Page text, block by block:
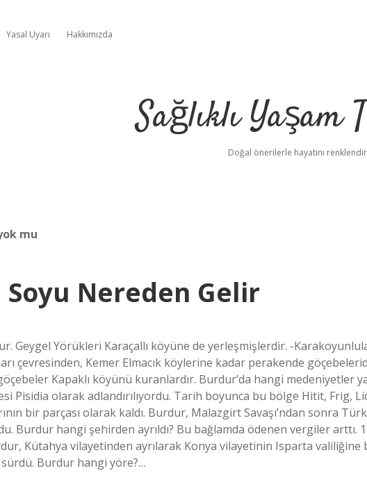
Yasal Uyarı Hakkımızda
Sağlıklı Yaşam
Doğal önerilerle hayatını
mu
Nereden Gelir
Geygel Yörükleri Karaçallı köyüne de yerleşmişlerdir. -
çevresinden, Kemer Elmacık köylerine kadar perakende
Kapaklı köyünü kuranlardır. Burdur’da hangi medeniyetler
Pisidia olarak adlandırılıyordu. Tarih boyunca bu bölge Hitit, Frig,
bir parçası olarak kaldı. Burdur, Malazgirt Savaşı’ndan sonra
Burdur hangi şehirden ayrıldı? Bu bağlamda ödenen vergiler arttı.
Kütahya vilayetinden ayrılarak Konya vilayetinin Isparta valiliğine
sürdü. Burdur hangi yöre?…